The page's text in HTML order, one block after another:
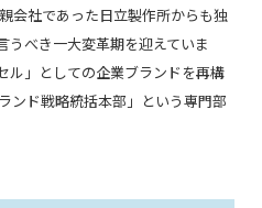
会社であった日立製作所からも独
うべき一大変革期を迎えていま
ル」としての企業ブランドを再構
ンド戦略統括本部」という専門部